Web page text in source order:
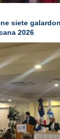
siete
2026